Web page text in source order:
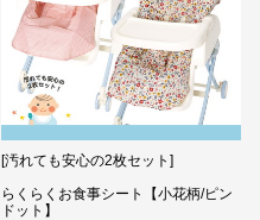
[汚れても安心の2枚セット]
らくらくお食事シート【小花柄/ピン
ドット】